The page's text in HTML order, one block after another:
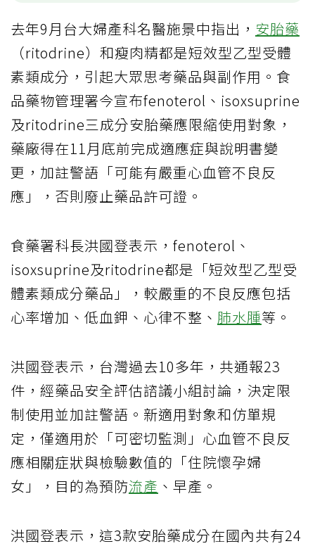
去年9月台大婦產科名醫施景中指出， 安胎藥
（ritodrine）和瘦肉精都是短效型乙型受體
素類成分，引起大眾思考藥品與副作用。食
品藥物管理署今宣布fenoterol、isoxsuprine
及ritodrine三成分安胎藥應限縮使用對象，
藥廠得在11月底前完成適應症與說明書變
更，加註警語「可能有嚴重心血管不良反
應」，否則廢止藥品許可證。
食藥署科長洪國登表示，fenoterol、
isoxsuprine及ritodrine都是「短效型乙型受
體素類成分藥品」，較嚴重的不良反應包括
心率增加、低血鉀、心律不整、 肺水腫等。
洪國登表示，台灣過去10多年，共通報23
件，經藥品安全評估諮議小組討論，決定限
制使用並加註警語。新適用對象和仿單規
定，僅適用於「可密切監測」心血管不良反
應相關症狀與檢驗數值的「住院懷孕婦
女」，目的為預防流產 、早產。
洪國登表示，這3款安胎藥成分在國內共有24